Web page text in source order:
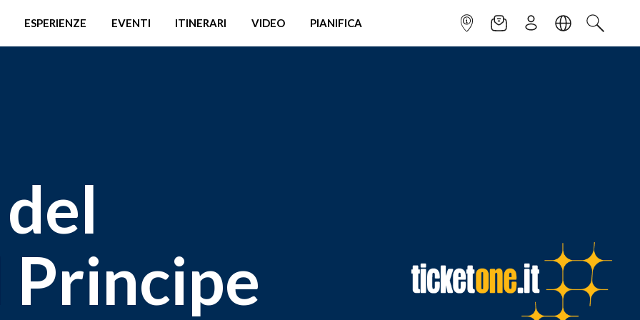
ESPERIENZE EVENTI ITINERARI VIDEO PIANIFICA INFOPOINTNEWSLETTER
ISCRIVITILINGUACERCA